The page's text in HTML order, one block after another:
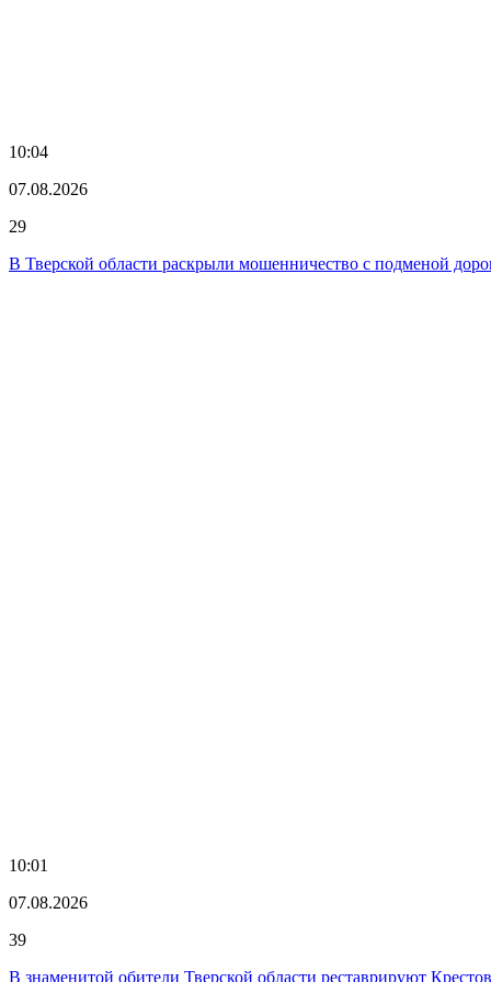
10:04
07.08.2026
29
В Тверской области раскрыли мошенничество с подменой
10:01
07.08.2026
39
В знаменитой обители Тверской области реставрируют